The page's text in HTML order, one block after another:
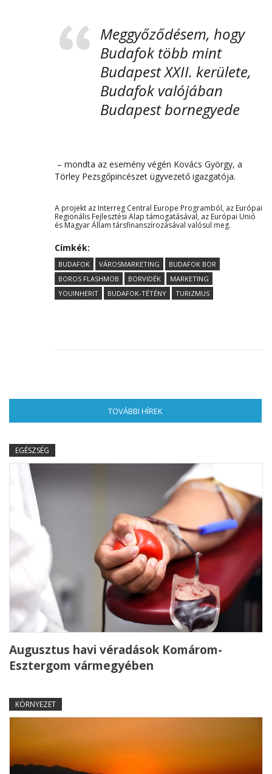
Meggyőződésem, hogy
Budafok több mint
Budapest XXII. kerülete,
Budafok valójában
Budapest bornegyede
– mondta az esemény végén Kovács György, a
Törley Pezsgőpincészet ügyvezető igazgatója.
A projekt az Interreg Central Europe Programból, az Európai
Regionális Fejlesztési Alap támogatásával, az Európai Unió
és Magyar Állam társfinanszírozásával valósul meg.
Címkék:
BUDAFOK VÁROSMARKETING
BUDAFOK BOR
BOROS FLASHMOB
BORVIDÉK
MARKETING
YOUINHERIT
BUDAFOK-TÉTÉNY TURIZMUS
TOVÁBBI HÍREK
EGÉSZSÉG
Augusztus havi véradások Komárom-
Esztergom vármegyében
KÖRNYEZET